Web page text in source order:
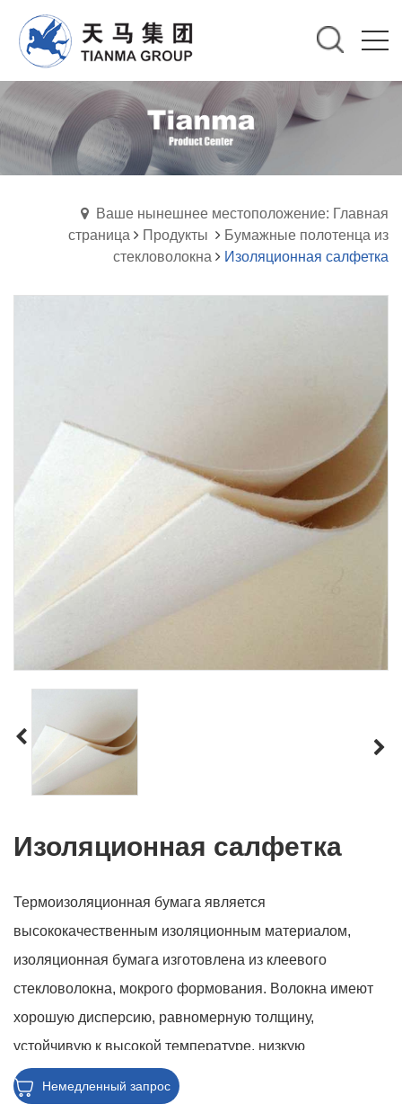
Ваше нынешнее местоположение: Главная
страница
Продукты
Бумажные полотенца из
стекловолокна
Изоляционная салфетка
Изоляционная салфетка
Термоизоляционная бумага является
высококачественным изоляционным материалом,
изоляционная бумага изготовлена из клеевого
стекловолокна, мокрого формования. Волокна имеют
хорошую дисперсию, равномерную толщину,
устойчивую к высокой температуре, низкую
теплопроводность, так что эффект теплоизоляции
войлока хорош. Структура продукта установлена
Немедленный запрос